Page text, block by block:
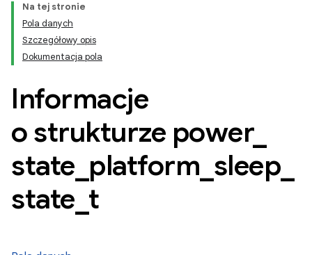
Na tej stronie
Pola danych
Szczegółowy opis
Dokumentacja pola
Informacje
o strukturze power_
state platform sleep
state t